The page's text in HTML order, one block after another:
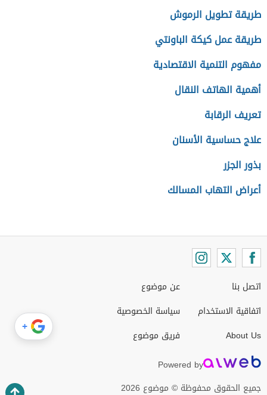
طريقة تطويل الرموش
طريقة عمل كيكة الباونتي
مفهوم التنمية الاقتصادية
أهمية الهاتف النقال
تعريف الرقابة
علاج حساسية الأسنان
بذور الجزر
أعراض التهاب المسالك
اتصل بنا
اتفاقية الاستخدام
About Us
عن موضوع
سياسة الخصوصية
فريق موضوع
Powered by
جميع الحقوق محفوظة © موضوع 2026
+